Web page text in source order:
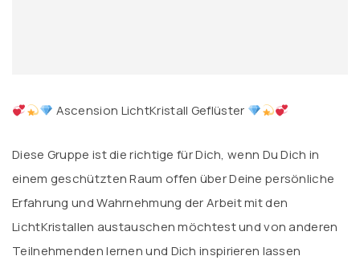
Ascension LichtKristall Geflüster
Diese Gruppe ist die richtige für Dich, wenn Du Dich in
einem geschützten Raum offen über Deine persönliche
Erfahrung und Wahrnehmung der Arbeit mit den
LichtKristallen austauschen möchtest und von anderen
Teilnehmenden lernen und Dich inspirieren lassen